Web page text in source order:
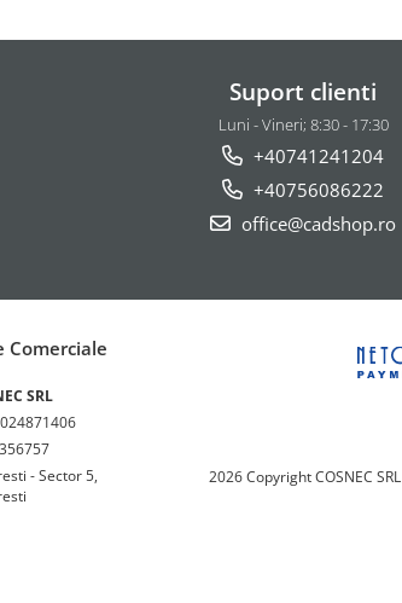
Suport clienti
Luni - Vineri; 8:30 - 17:30
+40741241204
+40756086222
office@cadshop.ro
Comerciale
SRL
- Sector 5,
2026 Copyright COSNEC SRL